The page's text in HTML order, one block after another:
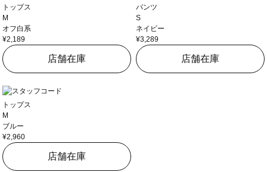
トップス
M
オフ白系
¥2,189
店舗在庫
パンツ
S
ネイビー
¥3,289
店舗在庫
トップス
M
ブルー
¥2,960
店舗在庫